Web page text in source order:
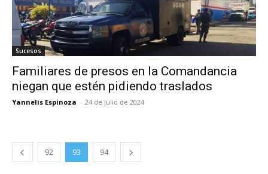
Sucesos
Familiares de presos en la Comandancia
niegan que estén pidiendo traslados
Yannelis Espinoza - 24 de julio de 2024
92 93 94